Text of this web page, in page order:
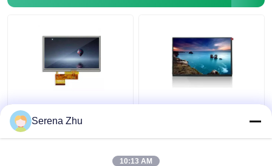
Noten-
Bildschirmanzeige
AT050TN34 V.1 67Pins
10.1 Zoll 1280x800
1280x800
Serena Zhu
10:13 AM